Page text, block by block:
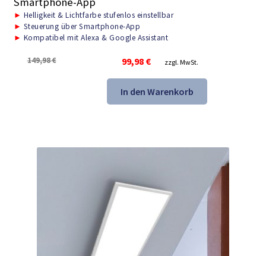
► Helligkeit & Lichtfarbe stufenlos einstellbar
► Steuerung über Smartphone-App
► Kompatibel mit Alexa & Google Assistant
149,98€
Ursprünglicher
war:
149,98 €
99,98 €
Aktueller
ist:
99,98 €.
zzgl. MwSt.
In den Warenkorb